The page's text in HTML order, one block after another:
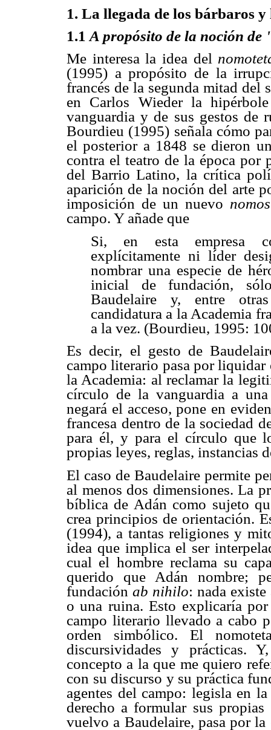
1. La llegada de los bárbaros
1.1 A propósito de la noción de
Me interesa la idea del
(1995) a propósito de la
francés de la segunda mitad
en Carlos Wieder la
vanguardia y de sus gestos de
Bourdieu (1995) señala cómo
el posterior a 1848 se dieron
contra el teatro de la época por
del Barrio Latino, la crítica
aparición de la noción del arte
imposición de un nuevo
campo. Y añade que
Si, en esta empresa
explícitamente ni líder
nombrar una especie de
inicial de fundación,
Baudelaire y, entre
candidatura a la Academia
a la vez. (Bourdieu, 1995:
Es decir, el gesto de
campo literario pasa por
la Academia: al reclamar la
círculo de la vanguardia a
negará el acceso, pone en
francesa dentro de la sociedad
para él, y para el círculo que
propias leyes, reglas, instancias
El caso de Baudelaire permite
al menos dos dimensiones. La
bíblica de Adán como sujeto
crea principios de orientación.
(1994), a tantas religiones y
idea que implica el ser
cual el hombre reclama su
querido que Adán nombre;
fundación ab nihilo: nada existe
o una ruina. Esto explicaría
campo literario llevado a cabo
orden simbólico. El
discursividades y prácticas.
concepto a la que me quiero
con su discurso y su práctica
agentes del campo: legisla en
derecho a formular sus propias
vuelvo a Baudelaire, pasa por